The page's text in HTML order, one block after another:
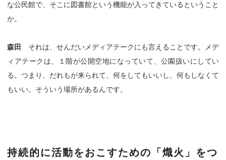
な公民館で、そこに図書館という機能が入ってきているということ
か。
森田
それは、せんだいメディアテークにも言えることです。メデ
ィアテークは、１階が公開空地になっていて、公園扱いにしてい
る。つまり、だれもが来られて、何をしてもいいし、何もしなくて
もいい。そういう場所があるんです。
持続的に活動をおこすための「熾火」をつ